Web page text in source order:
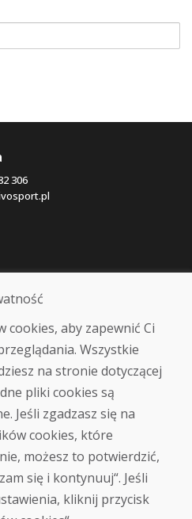
306
towaru
osobowych
cookies, aby zapewnić Ci
Wszystkie
na stronie dotyczącej
pliki cookies są
Jeśli zgadzasz się na
cookies, które
możesz to potwierdzić,
się i kontynuuj“. Jeśli
kliknij przycisk